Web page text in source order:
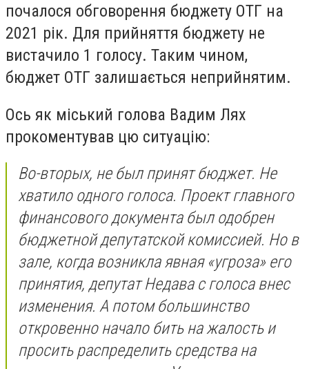
почалося обговорення бюджету ОТГ на
2021 рік. Для прийняття бюджету не
вистачило 1 голосу. Таким чином,
бюджет ОТГ залишається неприйнятим.
Ось як міський голова Вадим Лях
прокоментував цю ситуацію:
Во-вторых, не был принят бюджет. Не
хватило одного голоса. Проект главного
финансового документа был одобрен
бюджетной депутатской комиссией. Но в
зале, когда возникла явная «угроза» его
принятия, депутат Недава с голоса внес
изменения. А потом большинство
откровенно начало бить на жалость и
просить распределить средства на